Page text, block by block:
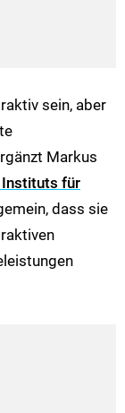
sein, aber
Markus
Instituts für
dass sie